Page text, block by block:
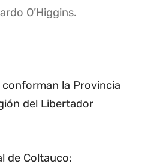
O’Higgins.
la Provincia
del Libertador
de Coltauco: